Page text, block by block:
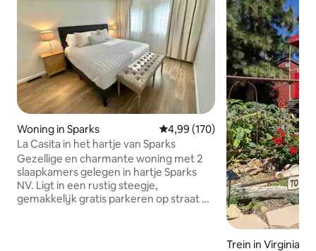
Woning in Sparks Gemiddelde beoordeling van
4,99 (170)
La Casita in het hartje van Sparks
Gezellige en charmante woning met 2
slaapkamers gelegen in hartje Sparks
NV. Ligt in een rustig steegje,
gemakkelijk gratis parkeren op straat bij
Trein in Virginia